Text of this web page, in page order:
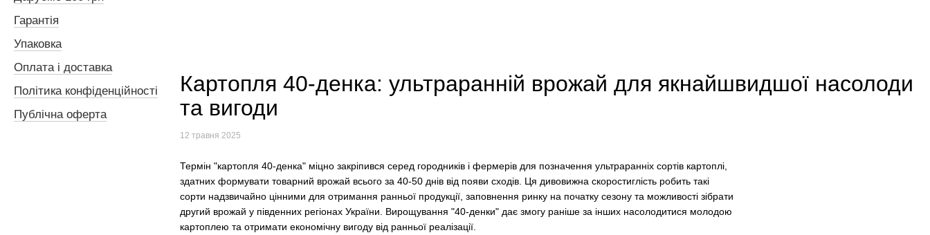
Картопля 40-денка: ультраранній врожай для якнайшвидшої насолоди
та вигоди
12 травня 2025
Термін "картопля 40-денка" міцно закріпився серед городників і фермерів для позначення ультраранніх сортів картоплі,
здатних формувати товарний врожай всього за 40-50 днів від появи сходів. Ця дивовижна скоростиглість робить такі
сорти надзвичайно цінними для отримання ранньої продукції, заповнення ринку на початку сезону та можливості зібрати
другий врожай у південних регіонах України. Вирощування "40-денки" дає змогу раніше за інших насолодитися молодою
картоплею та отримати економічну вигоду від ранньої реалізації.
Гарантія
Упаковка
Оплата і доставка
Політика конфіденційності
Публічна оферта